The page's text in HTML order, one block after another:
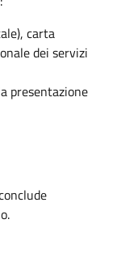
carta
dei servizi
presentazione